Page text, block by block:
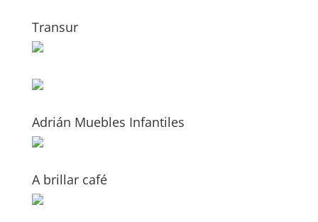
Transur
Adrián Muebles Infantiles
A brillar café